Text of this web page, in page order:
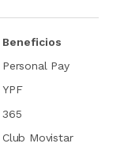
Beneficios
Personal Pay
YPF
365
Club Movistar